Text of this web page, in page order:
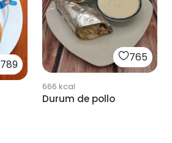
789 765
666 kcal
Durum de pollo